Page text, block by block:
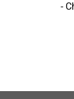
-